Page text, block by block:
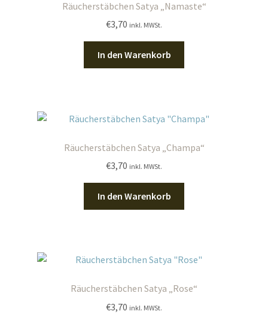
Räucherstäbchen Satya „Namaste“
€3,70 inkl. MWSt.
In den Warenkorb
Räucherstäbchen Satya „Champa“
€3,70 inkl. MWSt.
In den Warenkorb
Räucherstäbchen Satya „Rose“
€3,70 inkl. MWSt.